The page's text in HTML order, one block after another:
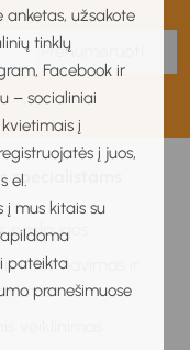
užsakote
tinklų
Facebook ir
– socialiniai
į
į juos,
el.
į mus kitais su
pateikta
pranešimuose
Prenumeruoti
specialistams
paslaugos
informavimas ir